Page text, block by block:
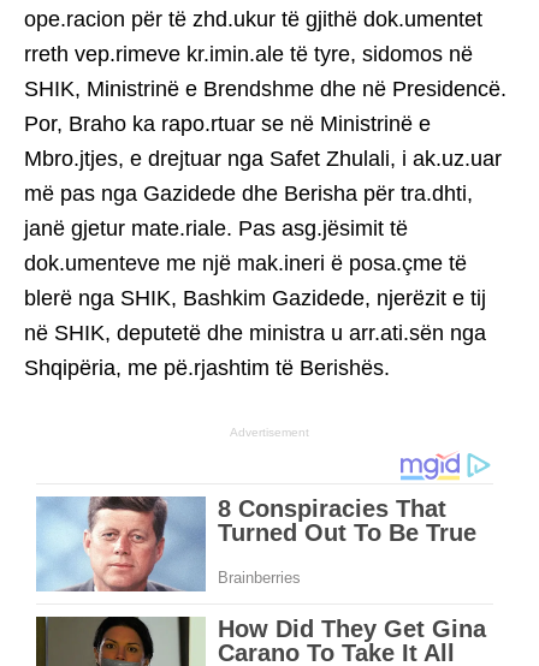
ope.racion për të zhd.ukur të gjithë dok.umentet
rreth vep.rimeve kr.imin.ale të tyre, sidomos në
SHIK, Ministrinë e Brendshme dhe në Presidencë.
Por, Braho ka rapo.rtuar se në Ministrinë e
Mbro.jtjes, e drejtuar nga Safet Zhulali, i ak.uz.uar
më pas nga Gazidede dhe Berisha për tra.dhti,
janë gjetur mate.riale. Pas asg.jësimit të
dok.umenteve me një mak.ineri ë posa.çme të
blerë nga SHIK, Bashkim Gazidede, njerëzit e tij
në SHIK, deputetë dhe ministra u arr.ati.sën nga
Shqipëria, me pë.rjashtim të Berishës.
Advertisement